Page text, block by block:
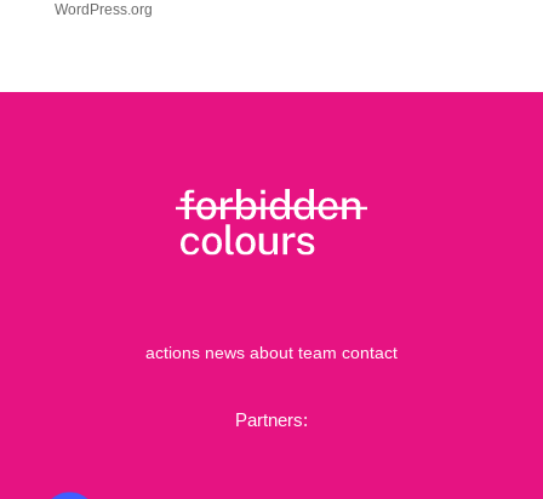
WordPress.org
actions news about team contact
Partners: